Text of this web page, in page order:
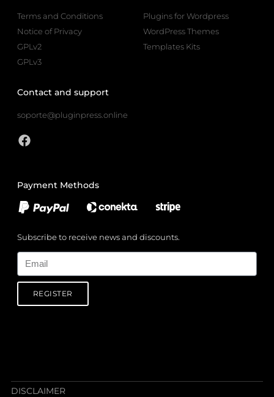
Terms and Conditions
Notice of Privacy
GPLv2
GPLv3
Plugins for Wordpress
WordPress Themes
Templates Kits
Contact and support
soporte@pluginpress.online
Payment Methods
Subscribe to receive news and discounts.
REGISTER
DISCLAIMER